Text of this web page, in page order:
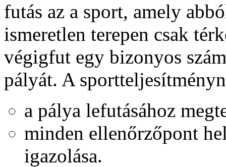
futás az a sport, amely
ismeretlen terepen csak
végigfut egy bizonyos
pályát. A
a pálya lefutásához
minden ellenőrzőpont
igazolása.